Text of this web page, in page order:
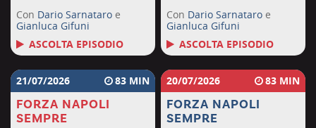
Con Dario Sarnataro e
Gianluca Gifuni
ASCOLTA EPISODIO
Con Dario Sarnataro e
Gianluca Gifuni
ASCOLTA EPISODIO
21/07/2026 83
FORZA NAPOLI
SEMPRE
20/07/2026 83
FORZA NAPOLI
SEMPRE